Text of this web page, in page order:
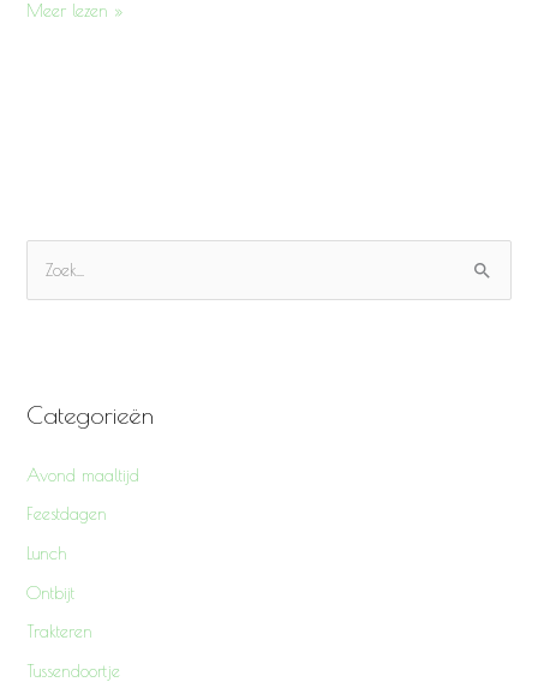
Meer lezen »
n
a
r
:
Categorieën
Avond maaltijd
Feestdagen
Lunch
Ontbijt
Trakteren
Tussendoortje